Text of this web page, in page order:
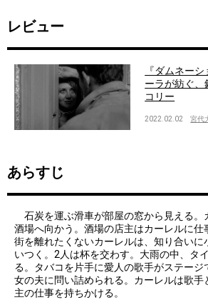
レビュー
『ダムネー
ーラが紡ぐ、
コリー
2022.02.02 宮代
あらすじ
石炭を運ぶ滑車が部屋の窓から見える。
酒場へ向かう。酒場の店主はカーレルに仕
街を離れたくないカーレルは、知り合いに
いつく。2人は杯を交わす。大雨の中、タ
る。タバコを片手に愛人の歌手がステージ
女の夫に問い詰められる。カーレルは歌手
主の仕事を持ちかける。